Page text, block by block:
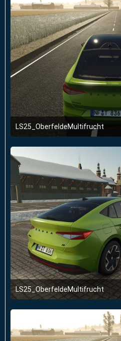
LS25_OberfeldeMultifrucht
2. Januar 2026 um 23:51
LS25_OberfeldeMultifrucht
2. Januar 2026 um 23:51